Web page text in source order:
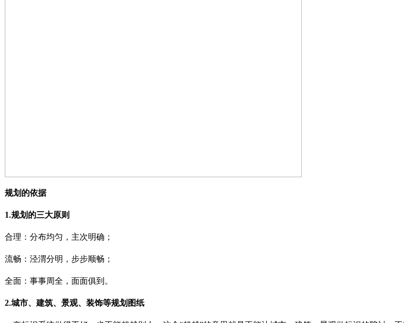
规划的依据
1.规划的三大原则
合理：分布均匀，主次明确；
流畅：泾渭分明，步步顺畅；
全面：事事周全，面面俱到。
2.城市、建筑、景观、装饰等规划图纸